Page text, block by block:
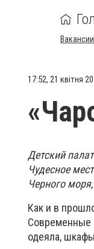
Вакансии
17:52, 21 квітня
Детский
Чудесное
Черного
Как и в
Современные
одеяла,